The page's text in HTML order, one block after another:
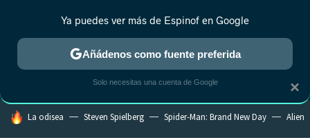
MENÚ NUEVO
ESTRENOS REALITY ANIME RANKINGS CINE
HOY SE HABLA DE
La odisea Steven Spielberg Spider-Man: Brand New Day Alien
×
Ya puedes ver más de Espinof en Google
Añádenos como fuente preferida
Solo necesitas una cuenta de Google